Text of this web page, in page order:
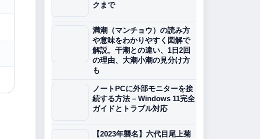
クまで
満潮（マンチョウ）の読み方
や意味をわかりやすく図解で
解説。干潮との違い、1日2回
の理由、大潮小潮の見分け方
も
ノートPCに外部モニターを接
続する方法 – Windows 11完全
ガイドとトラブル対応
【2023年襲名】六代目尾上菊